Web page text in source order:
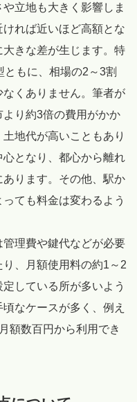
立地も大きく影響しま
れば近いほど高額とな
きな差が生じます。特
もに、相場の2～3割
くありません。筆者が
り約3倍の費用がかか
地代が高いこともあり
となり、都心から離れ
ります。その他、駅か
ても料金は変わるよう
理費や鍵代などが必要
、月額使用料の約1～2
している所が多いよう
なケースが多く、例え
額数百円から利用でき